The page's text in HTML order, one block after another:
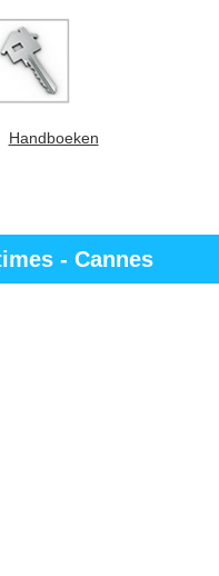
Handboeken
- Cannes